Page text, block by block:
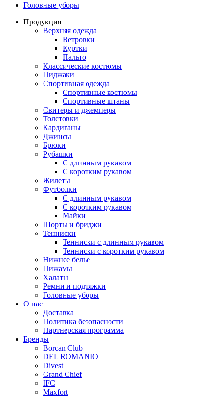
Головные уборы
Продукция
Верхняя одежда
Ветровки
Куртки
Пальто
Классические костюмы
Пиджаки
Спортивная одежда
Спортивные костюмы
Спортивные штаны
Свитеры и джемперы
Толстовки
Кардиганы
Джинсы
Брюки
Рубашки
С длинным рукавом
С коротким рукавом
Жилеты
Футболки
С длинным рукавом
С коротким рукавом
Майки
Шорты и бриджи
Тенниски
Тенниски с длинным рукавом
Тенниски с коротким рукавом
Нижнее белье
Пижамы
Халаты
Ремни и подтяжки
Головные уборы
О нас
Доставка
Политика безопасности
Партнерская программа
Бренды
Borcan Club
DEL ROMANIO
Divest
Grand Chief
IFC
Maxfort